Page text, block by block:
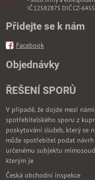
IČ 12582875 DIČ CZ-
Přidejte se k nám
Facebook
Objednávky
ŘEŠENÍ SPORŮ
V případě, že dojde mezi
spotřebitelského sporu z
poskytování služeb, který se
může spotřebitel podat
určenému subjektu
kterým je
Česká obchodní inspekce